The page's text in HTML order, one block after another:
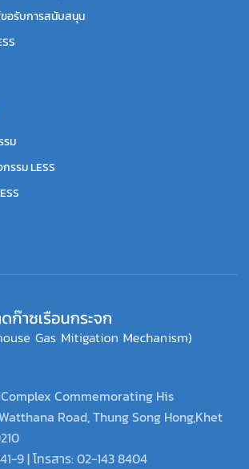
อรับการสนับสนุน
รม
รรม LESS
Commemorating His
Road, Thung Song Hong,Khet
9 | โทรสาร: 02-143 8404